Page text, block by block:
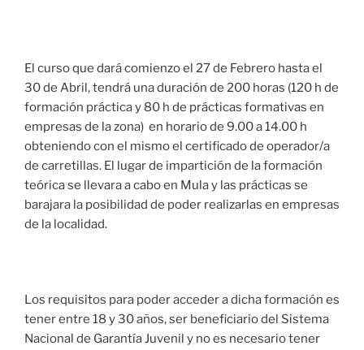
El curso que dará comienzo el 27 de Febrero hasta el
30 de Abril, tendrá una duración de 200 horas (120 h de
formación práctica y 80 h de prácticas formativas en
empresas de la zona) en horario de 9.00 a 14.00 h
obteniendo con el mismo el certificado de operador/a
de carretillas. El lugar de impartición de la formación
teórica se llevara a cabo en Mula y las prácticas se
barajara la posibilidad de poder realizarlas en empresas
de la localidad.
Los requisitos para poder acceder a dicha formación es
tener entre 18 y 30 años, ser beneficiario del Sistema
Nacional de Garantía Juvenil y no es necesario tener